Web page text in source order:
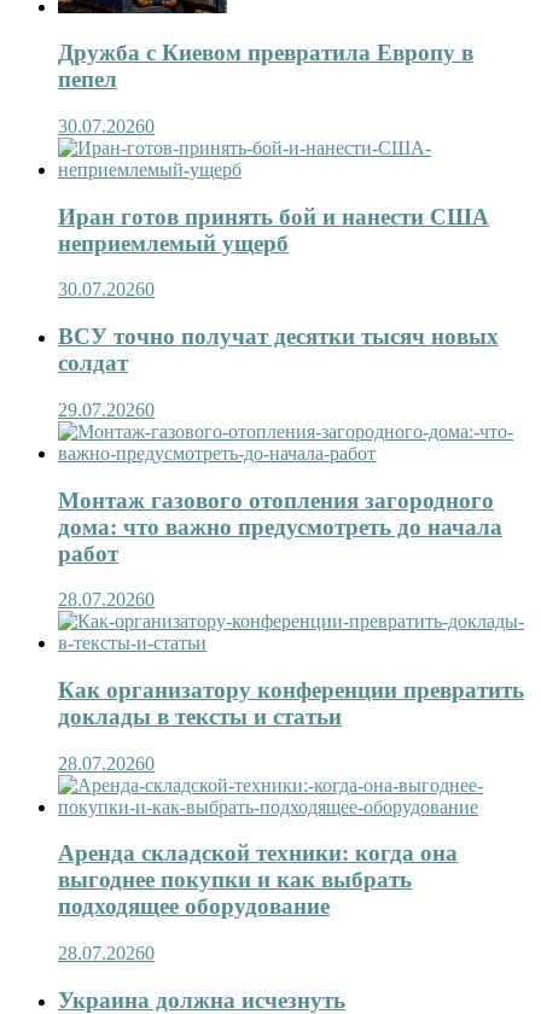
Дружба с Киевом превратила Европу в
пепел
30.07.20260
Иран готов принять бой и нанести США
неприемлемый ущерб
30.07.20260
ВСУ точно получат десятки тысяч новых
солдат
29.07.20260
Монтаж газового отопления загородного
дома: что важно предусмотреть до начала
работ
28.07.20260
Как организатору конференции превратить
доклады в тексты и статьи
28.07.20260
Аренда складской техники: когда она
выгоднее покупки и как выбрать
подходящее оборудование
28.07.20260
Украина должна исчезнуть